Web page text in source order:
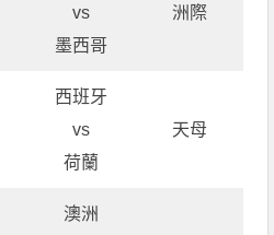
vs
墨西哥
洲際
西班牙
vs
荷蘭
天母
澳洲